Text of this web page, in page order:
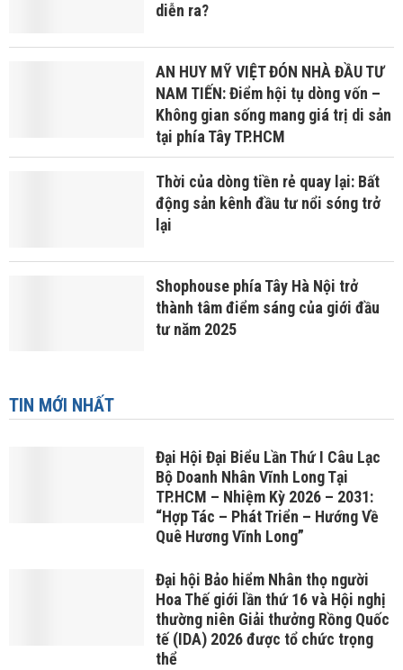
diễn ra?
AN HUY MỸ VIỆT ĐÓN NHÀ ĐẦU TƯ
NAM TIẾN: Điểm hội tụ dòng vốn –
Không gian sống mang giá trị di sản
tại phía Tây TP.HCM
Thời của dòng tiền rẻ quay lại: Bất
động sản kênh đầu tư nổi sóng trở
lại
Shophouse phía Tây Hà Nội trở
thành tâm điểm sáng của giới đầu
tư năm 2025
TIN MỚI NHẤT
Đại Hội Đại Biểu Lần Thứ I Câu Lạc
Bộ Doanh Nhân Vĩnh Long Tại
TP.HCM – Nhiệm Kỳ 2026 – 2031:
“Hợp Tác – Phát Triển – Hướng Về
Quê Hương Vĩnh Long”
Đại hội Bảo hiểm Nhân thọ người
Hoa Thế giới lần thứ 16 và Hội nghị
thường niên Giải thưởng Rồng Quốc
tế (IDA) 2026 được tổ chức trọng
thể